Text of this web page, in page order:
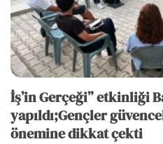
İş’in Gerçeği” etkinliği
yapıldı;Gençler
önemine dikkat çekti